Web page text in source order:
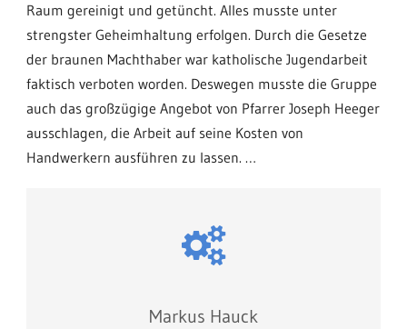
Raum gereinigt und getüncht. Alles musste unter
strengster Geheimhaltung erfolgen. Durch die Gesetze
der braunen Machthaber war katholische Jugendarbeit
faktisch verboten worden. Deswegen musste die Gruppe
auch das großzügige Angebot von Pfarrer Joseph Heeger
ausschlagen, die Arbeit auf seine Kosten von
Handwerkern ausführen zu lassen. …
Markus Hauck